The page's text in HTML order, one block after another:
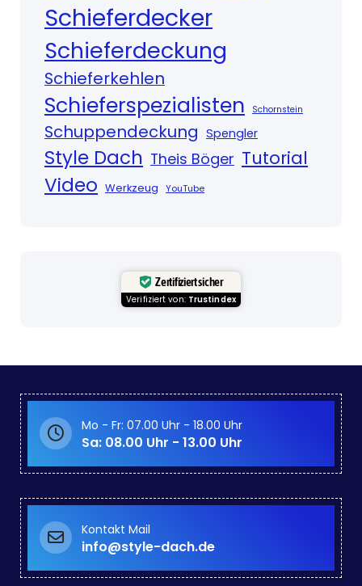
Schieferdecker
Schieferdeckung
Schieferkehlen
Schieferspezialisten Schornstein
Schuppendeckung Spengler
Style Dach Theis Böger Tutorial
Video Werkzeug YouTube
Zertifiziert sicher
Verifiziert von: Trustindex
Mo - Fr: 07.00 Uhr - 18.00 Uhr
Sa: 08.00 Uhr - 13.00 Uhr
Kontakt Mail
info@style-dach.de